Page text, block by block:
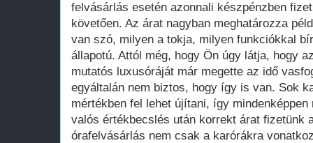
felvásárlás esetén azonnali készpénzben
követően. Az árat nagyban meghatározza
van szó, milyen a tokja, milyen funkciókkal
állapotú. Attól még, hogy Ön úgy látja, hogy
mutatós luxusóráját már megette az idő
egyáltalán nem biztos, hogy így is van. Sok
mértékben fel lehet újítani, így
valós értékbecslés után korrekt árat fizetünk
órafelvásárlás nem csak a karórákra